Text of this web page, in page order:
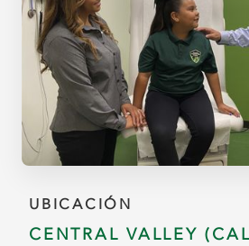
UBICACIÓN
CENTRAL VALLEY